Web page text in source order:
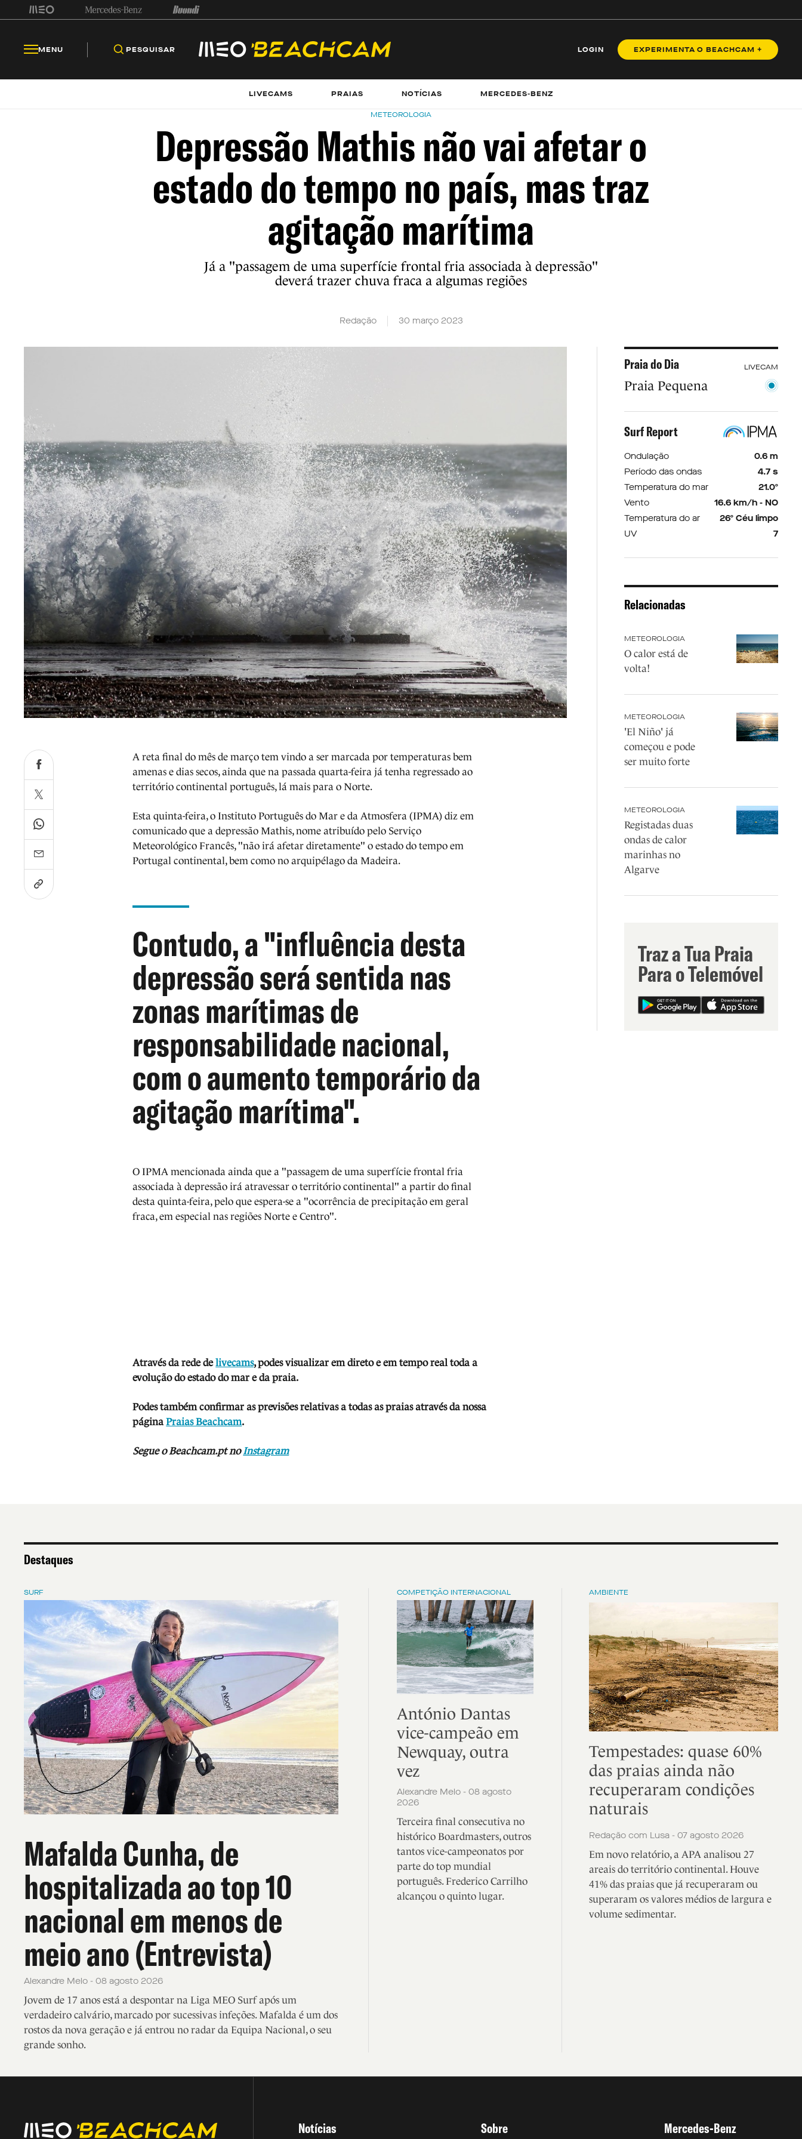
MENU PESQUISAR LOGIN EXPERIMENTA O BEACHCAM +
LIVECAMS PRAIAS NOTÍCIAS MERCEDES-BENZ
METEOROLOGIA
Depressão Mathis não vai afetar o
estado do tempo no país, mas traz
agitação marítima
Já a "passagem de uma superfície frontal fria associada à depressão"
deverá trazer chuva fraca a algumas regiões
Redação 30 março 2023
A reta final do mês de março tem vindo a ser marcada por temperaturas bem
amenas e dias secos, ainda que na passada quarta-feira já tenha regressado ao
território continental português, lá mais para o Norte.
Esta quinta-feira, o Instituto Português do Mar e da Atmosfera (IPMA) diz em
comunicado que a depressão Mathis, nome atribuído pelo Serviço
Meteorológico Francês, "não irá afetar diretamente" o estado do tempo em
Portugal continental, bem como no arquipélago da Madeira.
Contudo, a "influência desta
depressão será sentida nas
zonas marítimas de
responsabilidade nacional,
com o aumento temporário da
agitação marítima".
O IPMA mencionada ainda que a "passagem de uma superfície frontal fria
associada à depressão irá atravessar o território continental" a partir do final
desta quinta-feira, pelo que espera-se a "ocorrência de precipitação em geral
fraca, em especial nas regiões Norte e Centro".
Através da rede delivecams, podes visualizar em direto e em tempo real toda a
evolução do estado do mar e da praia.
Podes também confirmar as previsões relativas a todas as praias através da nossa
páginaPraias Beachcam.
Segue o Beachcam.pt noInstagram
Praia do Dia LIVECAM
Praia Pequena
Surf Report
Ondulação
0.6 m
Período das ondas
4.7 s
Temperatura do mar
21.0º
Vento
16.6 km/h - NO
Temperatura do ar
26º Céu limpo
UV
7
Relacionadas
METEOROLOGIA
O calor está de
volta!
METEOROLOGIA
'El Niño' já
começou e pode
ser muito forte
METEOROLOGIA
Registadas duas
ondas de calor
marinhas no
Algarve
Traz a Tua Praia
Para o Telemóvel
Destaques
SURF
Mafalda Cunha, de
hospitalizada ao top 10
nacional em menos de
meio ano (Entrevista)
Alexandre Melo - 08 agosto 2026
Jovem de 17 anos está a despontar na Liga MEO Surf após um
verdadeiro calvário, marcado por sucessivas infeções. Mafalda é um dos
rostos da nova geração e já entrou no radar da Equipa Nacional, o seu
grande sonho.
COMPETIÇÃO INTERNACIONAL
António Dantas
vice-campeão em
Newquay, outra
vez
Alexandre Melo - 08 agosto
2026
Terceira final consecutiva no
histórico Boardmasters, outros
tantos vice-campeonatos por
parte do top mundial
português. Frederico Carrilho
alcançou o quinto lugar.
AMBIENTE
Tempestades: quase 60%
das praias ainda não
recuperaram condições
naturais
Redação com Lusa - 07 agosto 2026
Em novo relatório, a APA analisou 27
areais do território continental. Houve
41% das praias que já recuperaram ou
superaram os valores médios de largura e
volume sedimentar.
Notícias Sobre Mercedes-Benz